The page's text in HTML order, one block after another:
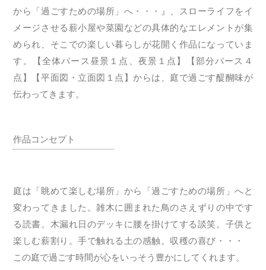
から「過ごすための場所」へ・・・』、スローライフをイ
メージさせる薪小屋や菜園などの具体的なエレメントが集
められ、そこでの楽しい暮らしが花開く作品になっていま
す。【全体パース昼景１点、夜景１点】【部分パース４
点】【平面図・立面図１点】からは、庭で過ごす醍醐味が
伝わってきます。
作品コンセプト
庭は「眺めて楽しむ場所」から「過ごすための場所」へと
変わってきました。雑木に囲まれた鳥のさえずりの中です
る読書。木漏れ日のデッキに腰を掛けてする談笑。子供と
楽しむ薪割り。手で触れる土の感触。収穫の喜び・・・
この庭で過ごす時間が心をいっそう豊かにしてくれます。